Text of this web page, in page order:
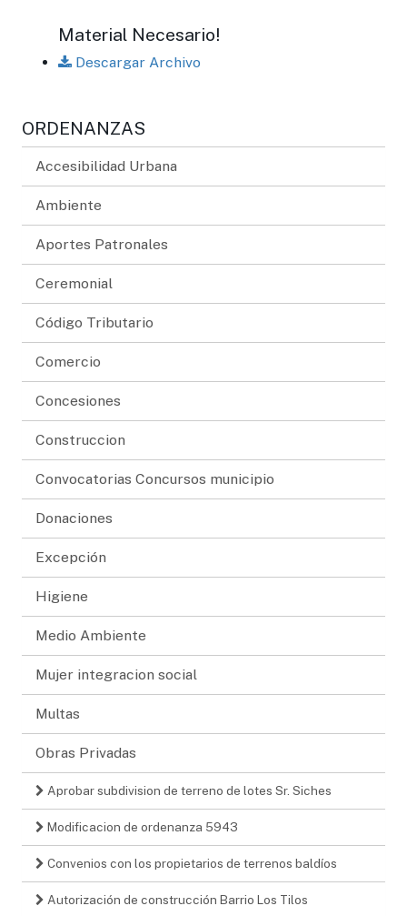
Material Necesario!
Descargar Archivo
ORDENANZAS
Accesibilidad Urbana
Ambiente
Aportes Patronales
Ceremonial
Código Tributario
Comercio
Concesiones
Construccion
Convocatorias Concursos municipio
Donaciones
Excepción
Higiene
Medio Ambiente
Mujer integracion social
Multas
Obras Privadas
Aprobar subdivision de terreno de lotes Sr. Siches
Modificacion de ordenanza 5943
Convenios con los propietarios de terrenos baldíos
Autorización de construcción Barrio Los Tilos